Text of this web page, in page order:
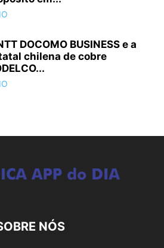
DOCOMO BUSINESS e a
chilena de cobre
NÓS